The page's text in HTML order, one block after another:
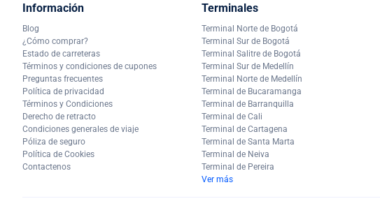
Información
Blog
¿Cómo comprar?
Estado de carreteras
Términos y condiciones de cupones
Preguntas frecuentes
Política de privacidad
Términos y Condiciones
Derecho de retracto
Condiciones generales de viaje
Póliza de seguro
Política de Cookies
Contactenos
Terminales
Terminal Norte de Bogotá
Terminal Sur de Bogotá
Terminal Salitre de Bogotá
Terminal Sur de Medellín
Terminal Norte de Medellín
Terminal de Bucaramanga
Terminal de Barranquilla
Terminal de Cali
Terminal de Cartagena
Terminal de Santa Marta
Terminal de Neiva
Terminal de Pereira
Ver más